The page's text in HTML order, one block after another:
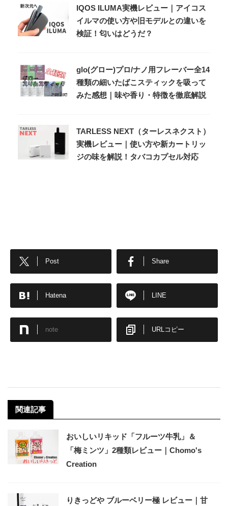
IQOS ILUMA実機レビュー｜アイコス
イルマの使い方や旧モデルとの違いを
検証！匂いはどうだ？
glo(グロー)プロ/ナノ用フレーバー全14
種類の細いたばこスティックを吸って
みた感想｜味や香り・特徴を徹底解説
TARLESS NEXT（ターレスネクスト）
実機レビュー｜使い方や新カートリッ
ジの味を解説！タバコカプセル対応
Post Share
Hatena LINE
note URLコピー
関連記事
おいしいリキッド「フルーツ牛乳」＆
「梅ミンツ」2種類レビュー｜Chomo's
Creation
りきっどや ブルーベリー極 レビュー｜甘